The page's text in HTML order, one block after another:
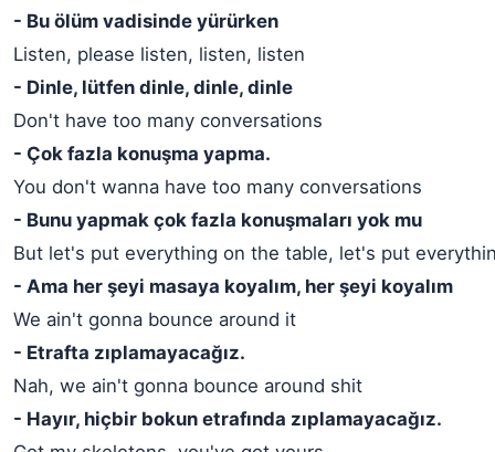
- Bu ölüm vadisinde yürürken
Listen, please listen, listen, listen
- Dinle, lütfen dinle, dinle, dinle
Don't have too many conversations
- Çok fazla konuşma yapma.
You don't wanna have too many conversations
- Bunu yapmak çok fazla konuşmaları yok mu
But let's put everything on the table, let's put
- Ama her şeyi masaya koyalım, her şeyi koyalım
We ain't gonna bounce around it
- Etrafta zıplamayacağız.
Nah, we ain't gonna bounce around shit
- Hayır, hiçbir bokun etrafında zıplamayacağız.